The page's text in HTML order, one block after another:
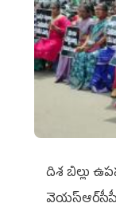
దిశ బిల్లు